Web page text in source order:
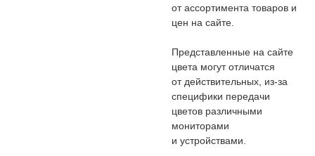
от ассортимента товаров и
цен на сайте.
Представленные на сайте
цвета могут отличатся
от действительных, из-за
специфики передачи
цветов различными
мониторами
и устройствами.